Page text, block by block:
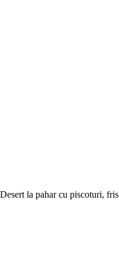
Desert la pahar cu piscoturi,